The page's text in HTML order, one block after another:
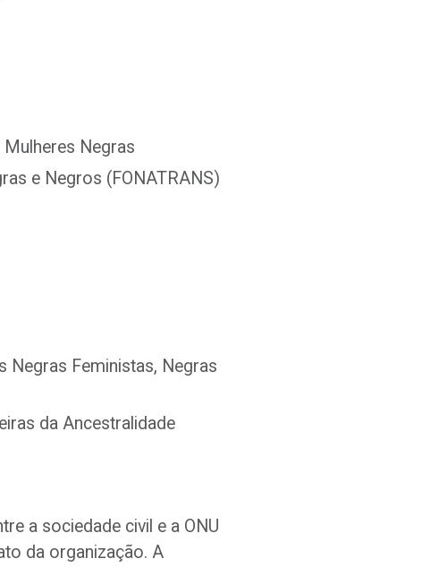
Negras
e Negros (FONATRANS)
Negras Feministas, Negras
da Ancestralidade
a sociedade civil e a ONU
da organização. A